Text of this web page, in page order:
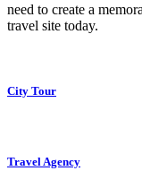
need to create a
travel site today.
City Tour
Travel Agency